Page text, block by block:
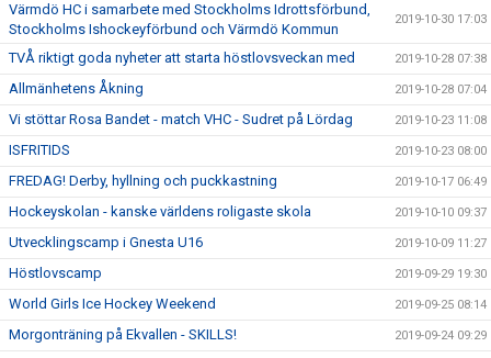
Värmdö HC i samarbete med Stockholms Idrottsförbund,
Stockholms Ishockeyförbund och Värmdö Kommun
2019-10-30 17:03
TVÅ riktigt goda nyheter att starta höstlovsveckan med 2019-10-28 07:38
Allmänhetens Åkning 2019-10-28 07:04
Vi stöttar Rosa Bandet - match VHC - Sudret på Lördag 2019-10-23 11:08
ISFRITIDS 2019-10-23 08:00
FREDAG! Derby, hyllning och puckkastning 2019-10-17 06:49
Hockeyskolan - kanske världens roligaste skola 2019-10-10 09:37
Utvecklingscamp i Gnesta U16 2019-10-09 11:27
Höstlovscamp 2019-09-29 19:30
World Girls Ice Hockey Weekend 2019-09-25 08:14
Morgonträning på Ekvallen - SKILLS! 2019-09-24 09:29